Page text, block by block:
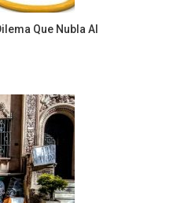
Que Nubla Al